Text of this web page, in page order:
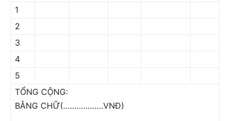
1
2
3
4
5
TỔNG CỘNG:
BẰNG CHỮ(………………VNĐ)